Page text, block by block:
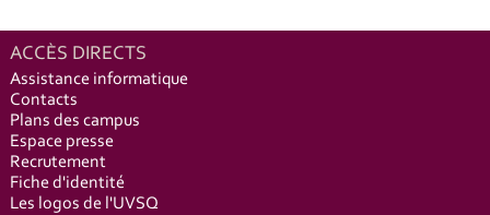
ACCÈS DIRECTS
Assistance informatique
Contacts
Plans des campus
Espace presse
Recrutement
Fiche d'identité
Les logos de l'UVSQ